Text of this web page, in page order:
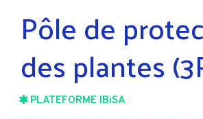
Pôle de
des plantes
PLATEFORME IBiSA